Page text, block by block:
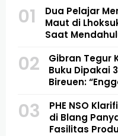
01
Dua Pelajar
Maut di
Saat
02
Gibran Tegur
Buku Dipakai
Bireuen:
03
PHE NSO
di Blang
Fasilitas